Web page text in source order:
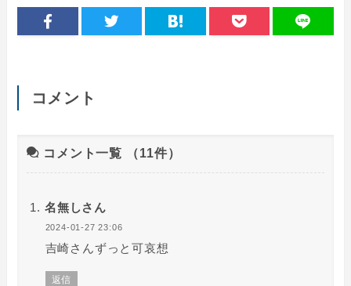
コメント
コメント一覧 （11件）
名無しさん
2024-01-27 23:06
吉崎さんずっと可哀想
返信